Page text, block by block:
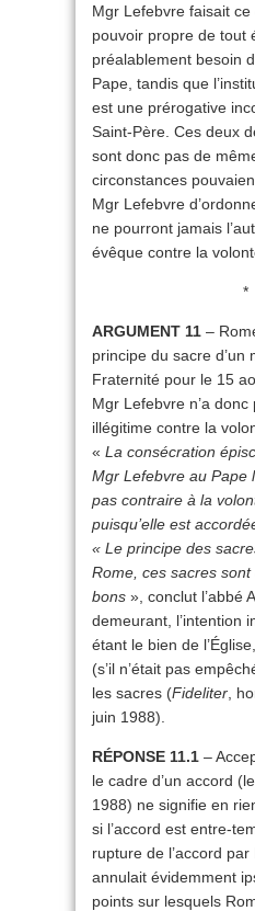
Mgr Lefebvre faisait
pouvoir propre de tout
préalablement besoin
Pape, tandis que
est une prérogative
Saint-Père. Ces deux
sont donc pas de
circonstances
Mgr Lefebvre
ne pourront jamais
évêque contre la
*
ARGUMENT 11 –
principe du sacre d’un
Fraternité pour le 15
Mgr Lefebvre n’a donc
illégitime contre la
« La consécration
Mgr Lefebvre au Pape
pas contraire à la
puisqu’elle est
« Le principe des
Rome, ces sacres
bons », conclut l’abbé
demeurant, l’intention
étant le bien de
(s’il n’était pas
les sacres (Fideliter ,
juin 1988).
RÉPONSE 11.1 –
le cadre d’un accord
1988) ne signifie en
si l’accord est entre-
rupture de l’accord
annulait évidemment
points sur lesquels